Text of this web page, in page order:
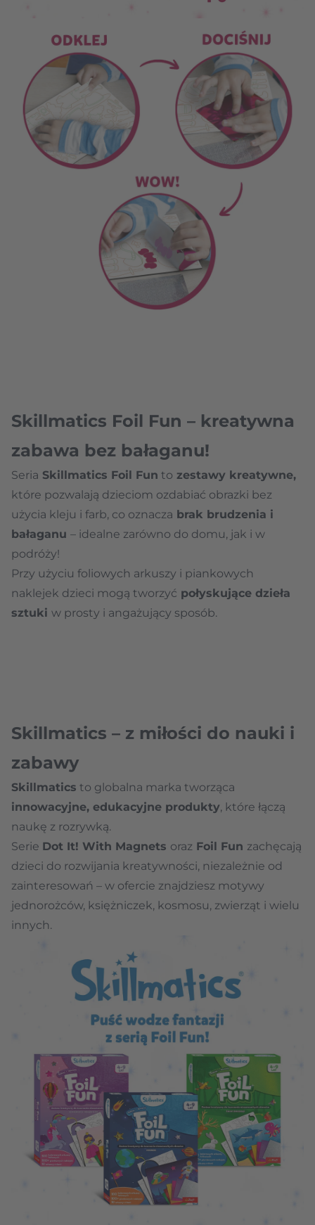
Skillmatics Foil Fun – kreatywna
zabawa bez bałaganu!
Seria Skillmatics Foil Fun to zestawy kreatywne,
które pozwalają dzieciom ozdabiać obrazki bez
użycia kleju i farb, co oznacza brak brudzenia i
bałaganu – idealne zarówno do domu, jak i w
podróży!
Przy użyciu foliowych arkuszy i piankowych
naklejek dzieci mogą tworzyć połyskujące dzieła
sztuki w prosty i angażujący sposób.
Skillmatics – z miłości do nauki i
zabawy
Skillmatics to globalna marka tworząca
innowacyjne, edukacyjne produkty, które łączą
naukę z rozrywką.
Serie Dot It! With Magnets oraz Foil Fun zachęcają
dzieci do rozwijania kreatywności, niezależnie od
zainteresowań – w ofercie znajdziesz motywy
jednorożców, księżniczek, kosmosu, zwierząt i wielu
innych.